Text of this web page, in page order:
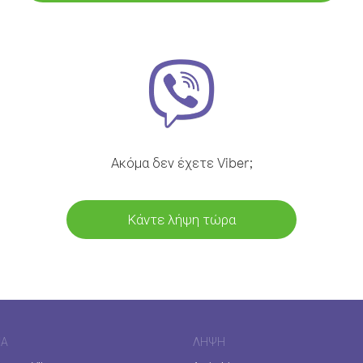
Ακόμα δεν έχετε Viber;
Κάντε λήψη τώρα
ΛΉΨΗ